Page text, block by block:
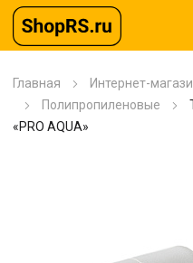
Главная Интернет-
Полипропиленовые
«PRO AQUA»